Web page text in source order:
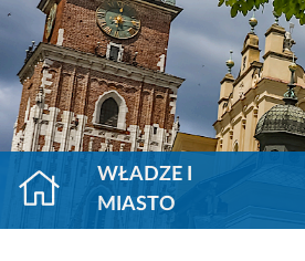
WŁADZE I
MIASTO